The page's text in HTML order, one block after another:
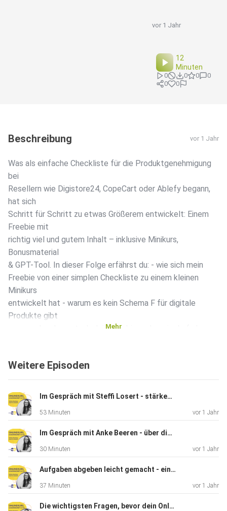
vor 1 Jahr
12
Minuten
0 0 0
0
0
0
Beschreibung vor 1 Jahr
Was als einfache Checkliste für die Produktgenehmigung
bei
Resellern wie Digistore24, CopeCart oder Ablefy begann,
hat sich
Schritt für Schritt zu etwas Größerem entwickelt: Einem
Freebie mit
richtig viel und gutem Inhalt – inklusive Minikurs,
Bonusmaterial
& GPT-Tool. In dieser Folge erfährst du: - wie sich mein
Freebie von einer simplen Checkliste zu einem kleinen
Minikurs
entwickelt hat - warum es kein Schema F für digitale
Produkte gibt
- woran du erkennst, ob dein Freebie mehr sein darf als
dein Freebie
mit auf
die Ohren. https://christianelach.de/checkliste/
Mehr
Weitere Episoden
Im Gespräch mit Steffi Losert - stärkenbasiertes Marketing für mehr Leichtigkeit im Business - Folge 067
53 Minuten vor 1 Jahr
Im Gespräch mit Anke Beeren - über digitale Produkte, ZFU & Flexibilität im Online Business - Folge 066
30 Minuten vor 1 Jahr
Aufgaben abgeben leicht gemacht - ein Interview mit Bettina Bergmann - Folge 065
37 Minuten vor 1 Jahr
Die wichtigsten Fragen, bevor dein Online-Angebot technisch umgesetzt wird - mit Lisa Kosmalla